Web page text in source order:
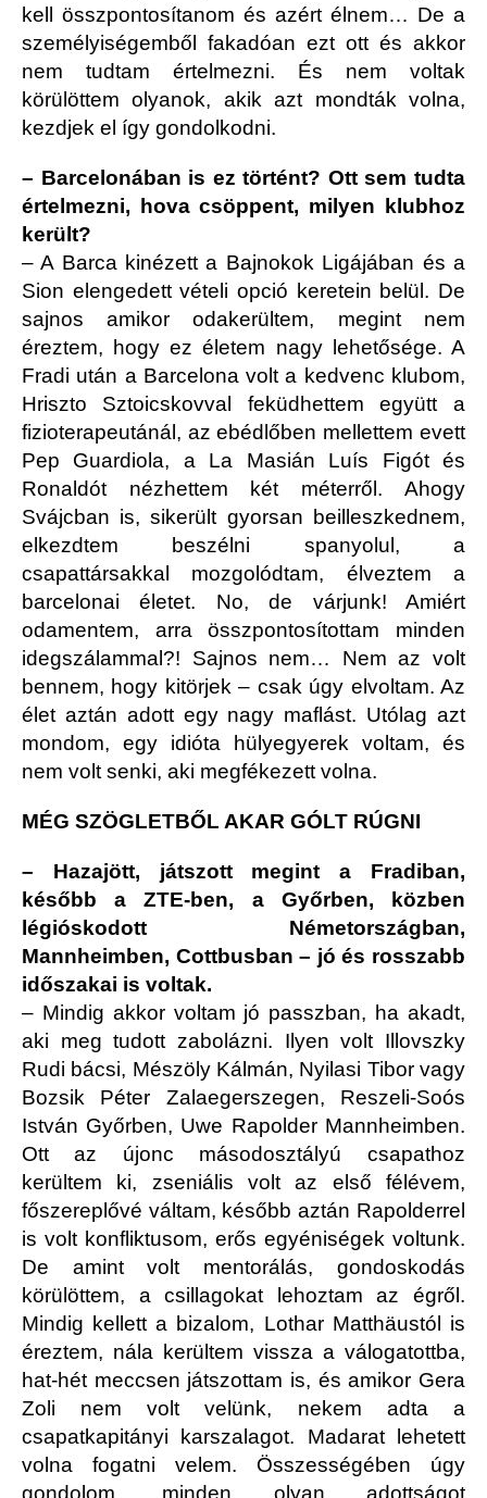
kell összpontosítanom és azért élnem… De a
személyiségemből fakadóan ezt ott és akkor
nem tudtam értelmezni. És nem voltak
körülöttem olyanok, akik azt mondták volna,
kezdjek el így gondolkodni.
– Barcelonában is ez történt? Ott sem tudta
értelmezni, hova csöppent, milyen klubhoz
került?
– A Barca kinézett a Bajnokok Ligájában és a
Sion elengedett vételi opció keretein belül. De
sajnos amikor odakerültem, megint nem
éreztem, hogy ez életem nagy lehetősége. A
Fradi után a Barcelona volt a kedvenc klubom,
Hriszto Sztoicskovval feküdhettem együtt a
fizioterapeutánál, az ebédlőben mellettem evett
Pep Guardiola, a La Masián Luís Figót és
Ronaldót nézhettem két méterről. Ahogy
Svájcban is, sikerült gyorsan beilleszkednem,
elkezdtem beszélni spanyolul, a
csapattársakkal mozgolódtam, élveztem a
barcelonai életet. No, de várjunk! Amiért
odamentem, arra összpontosítottam minden
idegszálammal?! Sajnos nem… Nem az volt
bennem, hogy kitörjek – csak úgy elvoltam. Az
élet aztán adott egy nagy maflást. Utólag azt
mondom, egy idióta hülyegyerek voltam, és
nem volt senki, aki megfékezett volna.
MÉG SZÖGLETBŐL AKAR GÓLT RÚGNI
– Hazajött, játszott megint a Fradiban,
később a ZTE-ben, a Győrben, közben
légióskodott Németországban,
Mannheimben, Cottbusban – jó és rosszabb
időszakai is voltak.
– Mindig akkor voltam jó passzban, ha akadt,
aki meg tudott zabolázni. Ilyen volt Illovszky
Rudi bácsi, Mészöly Kálmán, Nyilasi Tibor vagy
Bozsik Péter Zalaegerszegen, Reszeli-Soós
István Győrben, Uwe Rapolder Mannheimben.
Ott az újonc másodosztályú csapathoz
kerültem ki, zseniális volt az első félévem,
főszereplővé váltam, később aztán Rapolderrel
is volt konfliktusom, erős egyéniségek voltunk.
De amint volt mentorálás, gondoskodás
körülöttem, a csillagokat lehoztam az égről.
Mindig kellett a bizalom, Lothar Matthäustól is
éreztem, nála kerültem vissza a válogatottba,
hat-hét meccsen játszottam is, és amikor Gera
Zoli nem volt velünk, nekem adta a
csapatkapitányi karszalagot. Madarat lehetett
volna fogatni velem. Összességében úgy
gondolom, minden olyan adottságot